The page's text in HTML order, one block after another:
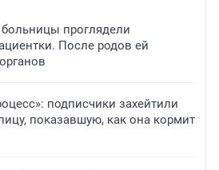
больницы проглядели
После родов ей
подписчики захейтили
показавшую, как она кормит